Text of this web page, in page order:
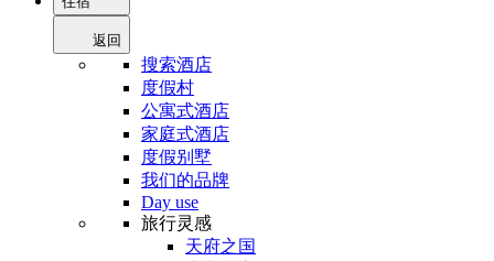
返回
搜索酒店
度假村
公寓式酒店
家庭式酒店
度假别墅
我们的品牌
Day use
旅行灵感
天府之国